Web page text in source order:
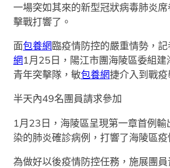
一場突如其來的新型冠狀病毒肺炎
擊戰打響了。
面包養網 臨疫情防控的嚴重情勢，
網 1月25日，陽江市團海陵區委組建
青年突擊隊，敏包養網捷介入到戰疫
半天內49名團員請求參加
1月23日，海陵區呈現第一章首例
染的肺炎確診病例，打響了海陵區疫
為做好以後疫情防控任務，施展團